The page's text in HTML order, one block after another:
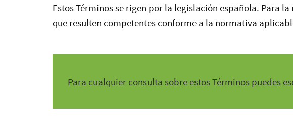
Estos Términos se rigen por la legislación española. Para
que resulten competentes conforme a la normativa
Para cualquier consulta sobre estos Términos puedes